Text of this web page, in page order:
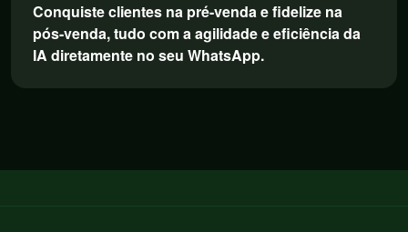
Conquiste clientes na pré-venda e fidelize na
pós-venda, tudo com a agilidade e eficiência da
IA diretamente no seu WhatsApp.